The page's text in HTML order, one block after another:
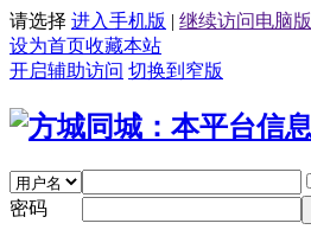
请选择 进入手机版 | 继续访问电脑版
设为首页收藏本站
开启辅助访问 切换到窄版
密码